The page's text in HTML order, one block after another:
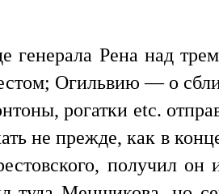
генерала Рена над
Огильвию — о
рогатки etc.
не прежде, как в
получил